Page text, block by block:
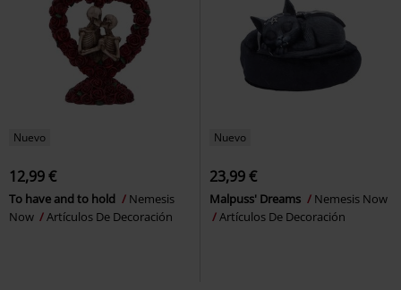
Nuevo
12,99 €
To have and to hold
Nemesis
Now
Artículos De Decoración
Nuevo
23,99 €
Malpuss' Dreams
Nemesis Now
Artículos De Decoración